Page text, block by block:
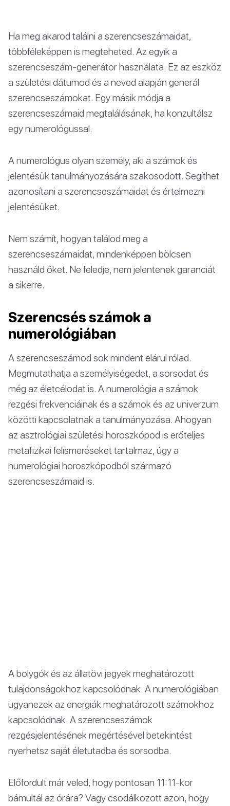
Ha meg akarod találni a szerencseszámaidat,
többféleképpen is megteheted. Az egyik a
szerencseszám-generátor használata. Ez az eszköz
a születési dátumod és a neved alapján generál
szerencseszámokat. Egy másik módja a
szerencseszámaid megtalálásának, ha konzultálsz
egy numerológussal.
A numerológus olyan személy, aki a számok és
jelentésük tanulmányozására szakosodott. Segíthet
azonosítani a szerencseszámaidat és értelmezni
jelentésüket.
Nem számít, hogyan találod meg a
szerencseszámaidat, mindenképpen bölcsen
használd őket. Ne feledje, nem jelentenek garanciát
a sikerre.
Szerencsés számok a
numerológiában
A szerencseszámod sok mindent elárul rólad.
Megmutathatja a személyiségedet, a sorsodat és
még az életcélodat is. A numerológia a számok
rezgési frekvenciáinak és a számok és az univerzum
közötti kapcsolatnak a tanulmányozása. Ahogyan
az asztrológiai születési horoszkópod is erőteljes
metafizikai felismeréseket tartalmaz, úgy a
numerológiai horoszkópodból származó
szerencseszámaid is.
A bolygók és az állatövi jegyek meghatározott
tulajdonságokhoz kapcsolódnak. A numerológiában
ugyanezek az energiák meghatározott számokhoz
kapcsolódnak. A szerencseszámok
rezgésjelentésének megértésével betekintést
nyerhetsz saját életutadba és sorsodba.
Előfordult már veled, hogy pontosan 11:11-kor
bámultál az órára? Vagy csodálkozott azon, hogy